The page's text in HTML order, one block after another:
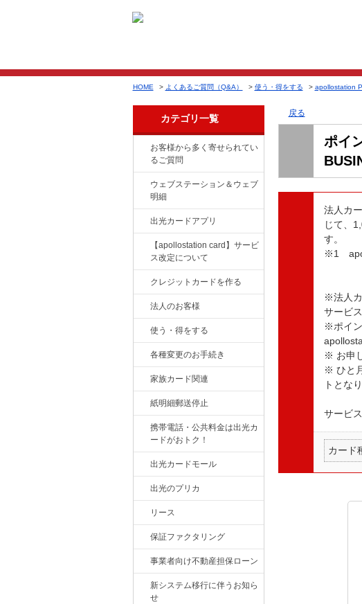
HOME > よくあるご質問（Q&A） > 使う・得をする > apollostation
カテゴリ一覧
お客様から多く寄せられてい
るご質問
ウェブステーション＆ウェブ
明細
出光カードアプリ
【apollostation card】サービ
ス改定について
クレジットカードを作る
法人のお客様
使う・得をする
各種変更のお手続き
家族カード関連
紙明細郵送停止
携帯電話・公共料金は出光カ
ードがおトク！
出光カードモール
出光のプリカ
リース
保証ファクタリング
事業者向け不動産担保ローン
新システム移行に伴うお知ら
せ
戻る
ポイ
法人カ
じて、
す。
※1
※法人
サービ
※ポイン
※ お申
※ ひと
トとな
サービ
カード